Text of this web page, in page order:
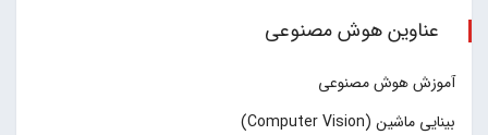
عناوین هوش مصنوعی
آموزش هوش مصنوعی
بینایی ماشین (Computer Vision)